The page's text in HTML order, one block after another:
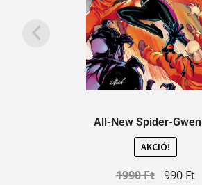
All-New Spider-
AKCIÓ!
1990Ft 990 Ft